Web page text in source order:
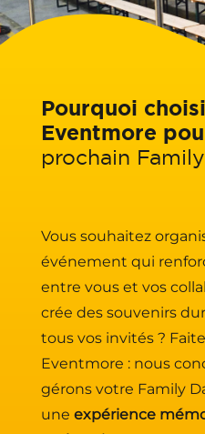
Pourquoi
Eventmore
prochain
Vous souhaitez
événement qui
entre vous et vos
crée des souvenirs
tous vos invités ?
Eventmore : nous
gérons votre Family
une expérience